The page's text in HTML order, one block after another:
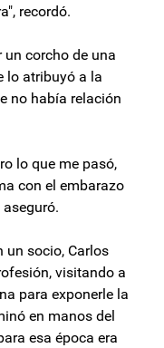
recordó.
corcho de una
lo atribuyó a la
no había relación
lo que me pasó,
con el embarazo
un socio, Carlos
visitando a
para exponerle la
en manos del
esa época era